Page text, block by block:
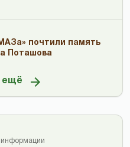
почтили память
Поташова
ещё
информации